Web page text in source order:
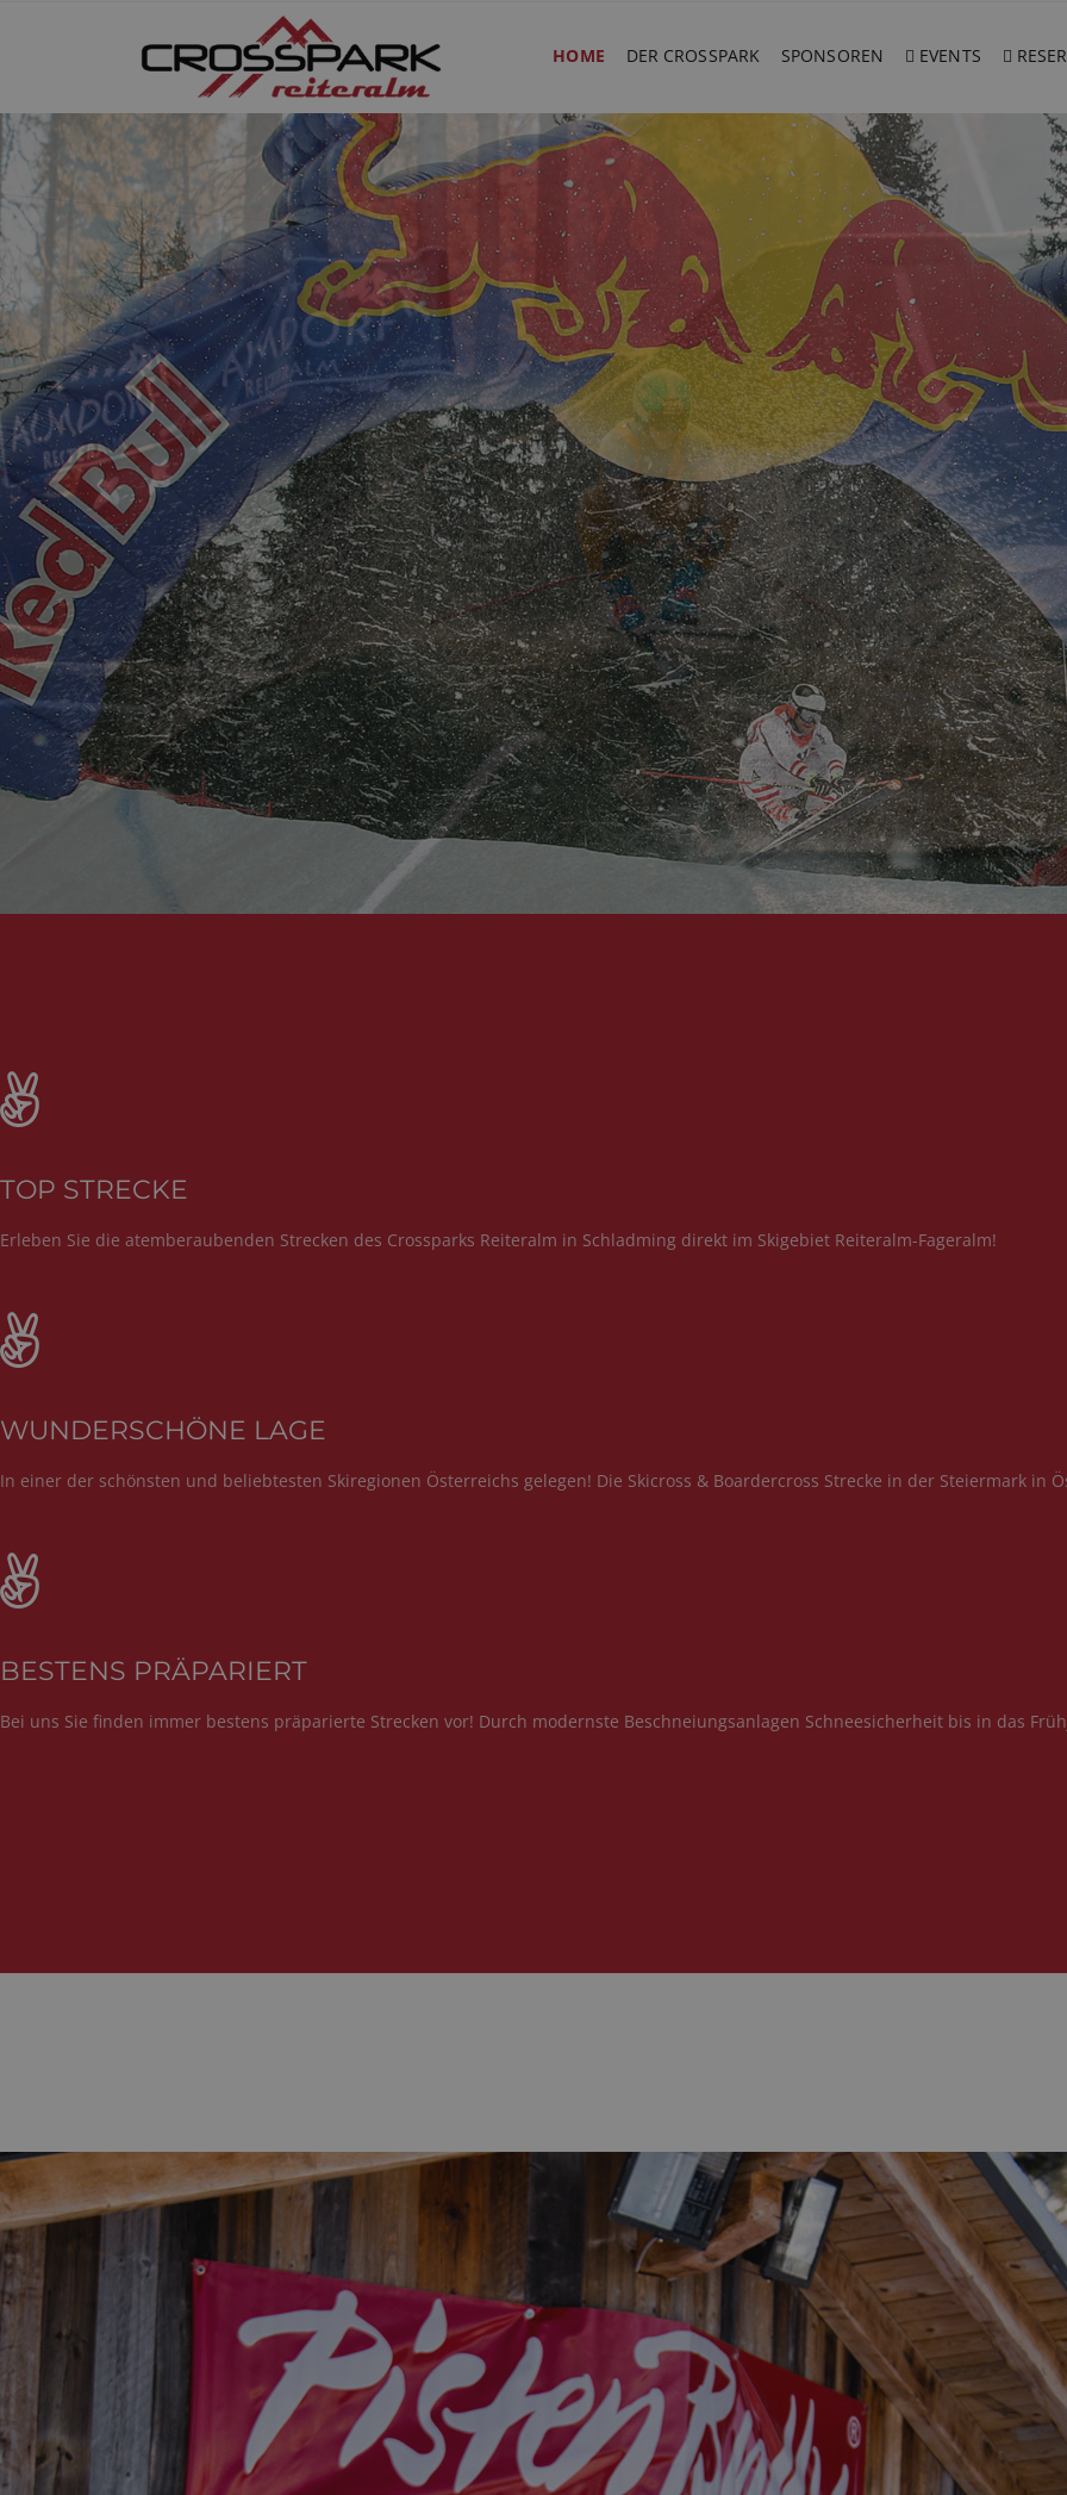
HOME DER CROSSPARK SPONSOREN EVENTS
TOP STRECKE
Erleben Sie die atemberaubenden Strecken des Crossparks Reiteralm in Schladming direkt im Skigebiet Reiteralm-Fageralm!
WUNDERSCHÖNE LAGE
In einer der schönsten und beliebtesten Skiregionen Österreichs gelegen! Die Skicross & Boardercross Strecke in der Steiermark in
BESTENS PRÄPARIERT
Bei uns Sie finden immer bestens präparierte Strecken vor! Durch modernste Beschneiungsanlagen Schneesicherheit bis in das